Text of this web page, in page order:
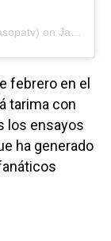
on Jan 22, 2020 at 3:06pm PST
febrero en el
tarima con
los ensayos
ha generado